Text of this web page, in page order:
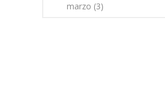
marzo (3)